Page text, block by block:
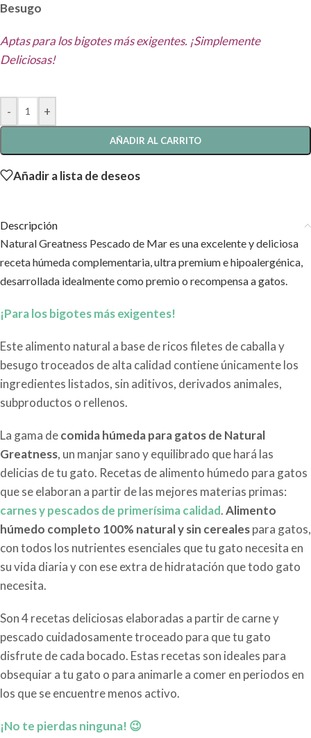
Besugo
Aptas para los bigotes más exigentes. ¡Simplemente
Deliciosas!
- +
AÑADIR AL CARRITO
Añadir a lista de deseos
Descripción
Natural Greatness Pescado de Mar es una excelente y deliciosa
receta húmeda complementaria, ultra premium e hipoalergénica,
desarrollada idealmente como premio o recompensa a gatos.
¡Para los bigotes más exigentes!
Este alimento natural a base de ricos filetes de caballa y
besugo troceados de alta calidad contiene únicamente los
ingredientes listados, sin aditivos, derivados animales,
subproductos o rellenos.
La gama decomida húmeda para gatos de Natural
Greatness, un manjar sano y equilibrado que hará las
delicias de tu gato. Recetas de alimento húmedo para gatos
que se elaboran a partir de las mejores materias primas:
carnes y pescados de primerísima calidad.Alimento
húmedo completo 100% natural y sin cerealespara gatos,
con todos los nutrientes esenciales que tu gato necesita en
su vida diaria y con ese extra de hidratación que todo gato
necesita.
Son 4 recetas deliciosas elaboradas a partir de carne y
pescado cuidadosamente troceado para que tu gato
disfrute de cada bocado. Estas recetas son ideales para
obsequiar a tu gato o para animarle a comer en periodos en
los que se encuentre menos activo.
¡No te pierdas ninguna! 😉